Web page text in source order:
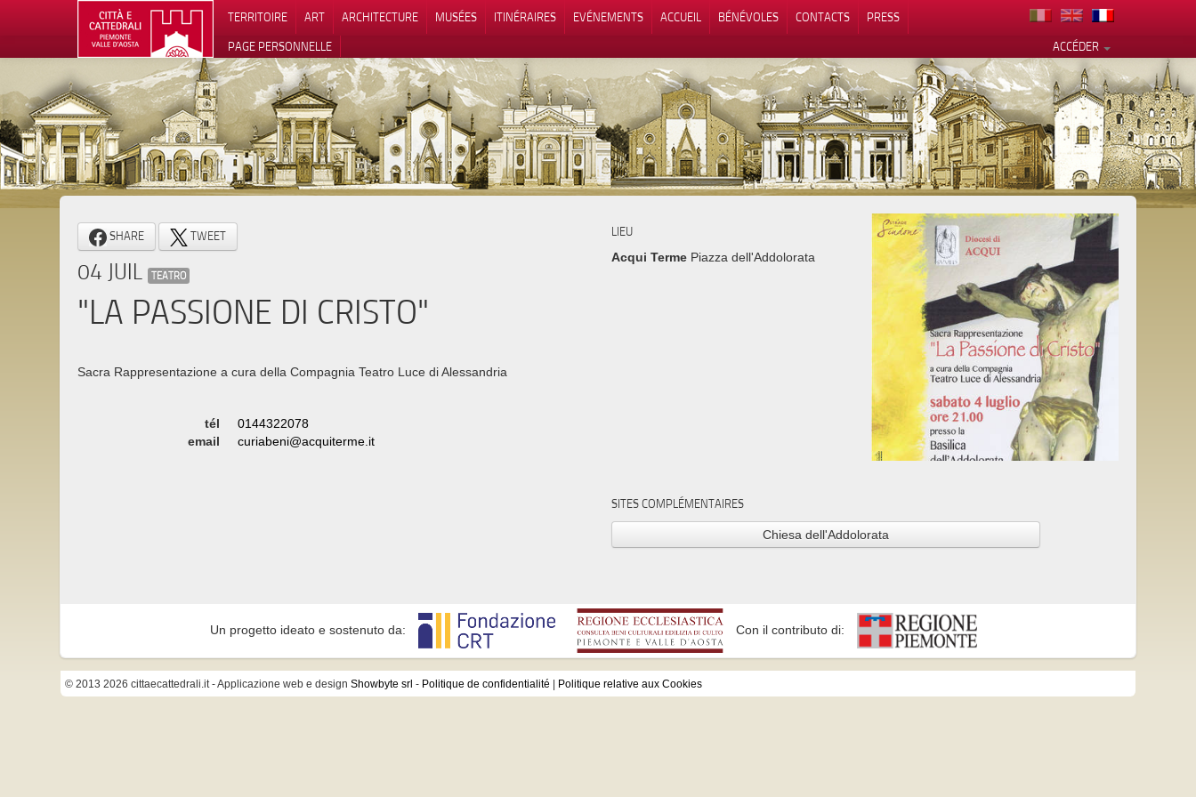
TERRITOIRE ART ARCHITECTURE MUSÉES ITINÉRAIRES EVÉNEMENTS ACCUEIL BÉNÉVOLES CONTACTS
PRESS
ACCÉDER
PAGE PERSONNELLE
SHARE TWEET
04 JUIL TEATRO
"LA PASSIONE DI CRISTO"
Sacra Rappresentazione a cura della Compagnia Teatro Luce di Alessandria
tél
0144322078
email
curiabeni@acquiterme.it
LIEU
Acqui TermePiazza dell'Addolorata
SITES COMPLÉMENTAIRES
Chiesa dell'Addolorata
Un progetto ideato e sostenuto da: Con il contributo di:
© 2013 2026 cittaecattedrali.it- Applicazione web e design Showbyte srl - Politique de confidentialité Politique relative aux Cookies
Vos choix en matière de confidentialité